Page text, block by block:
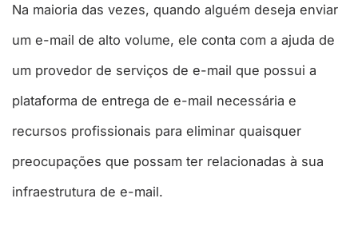
Na maioria das vezes, quando alguém deseja enviar
um e-mail de alto volume, ele conta com a ajuda de
um provedor de serviços de e-mail que possui a
plataforma de entrega de e-mail necessária e
recursos profissionais para eliminar quaisquer
preocupações que possam ter relacionadas à sua
infraestrutura de e-mail.